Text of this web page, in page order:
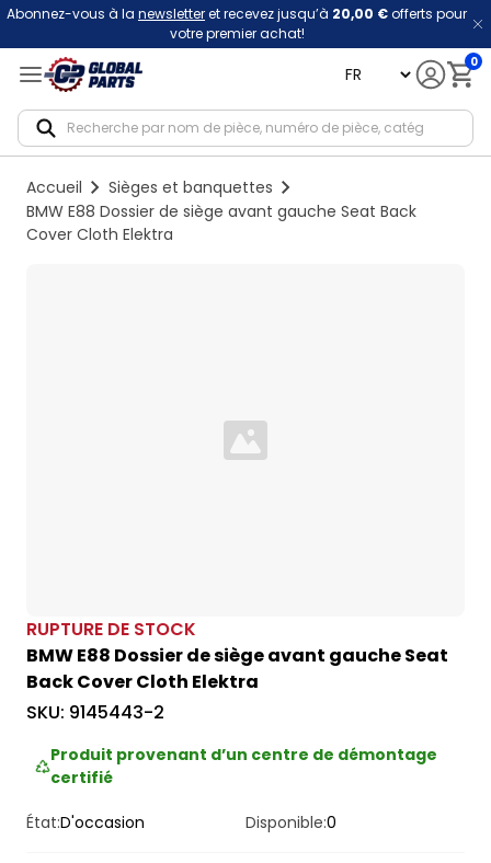
Abonnez-vous à la newsletteret recevez jusqu’à 20,00 €offerts pour
votre premier achat!
language 0
Accueil
Sièges et banquettes
BMW E88 Dossier de siège avant gauche Seat Back
Cover Cloth Elektra
Loading...
RUPTURE DE STOCK
BMW E88 Dossier de siège avant gauche Seat
Back Cover Cloth Elektra
SKU: 9145443-2
Produit provenant d’un centre de démontage
certifié
État:D'occasion Disponible:0